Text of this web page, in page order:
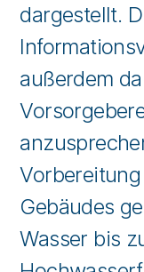
dargestellt.
außerdem
Gebäudes
Wasser bis